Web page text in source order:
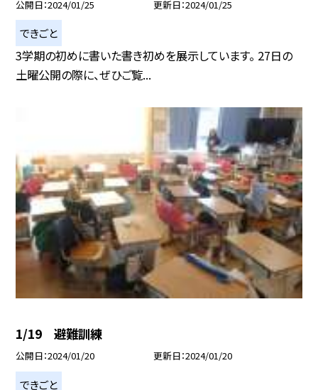
公開日 2024/01/25 更新日 2024/01/25
できごと
3学期の初めに書いた書き初めを展示しています。 27日の
土曜公開の際に、ぜひご覧...
1/19 避難訓練
公開日 2024/01/20 更新日 2024/01/20
できごと